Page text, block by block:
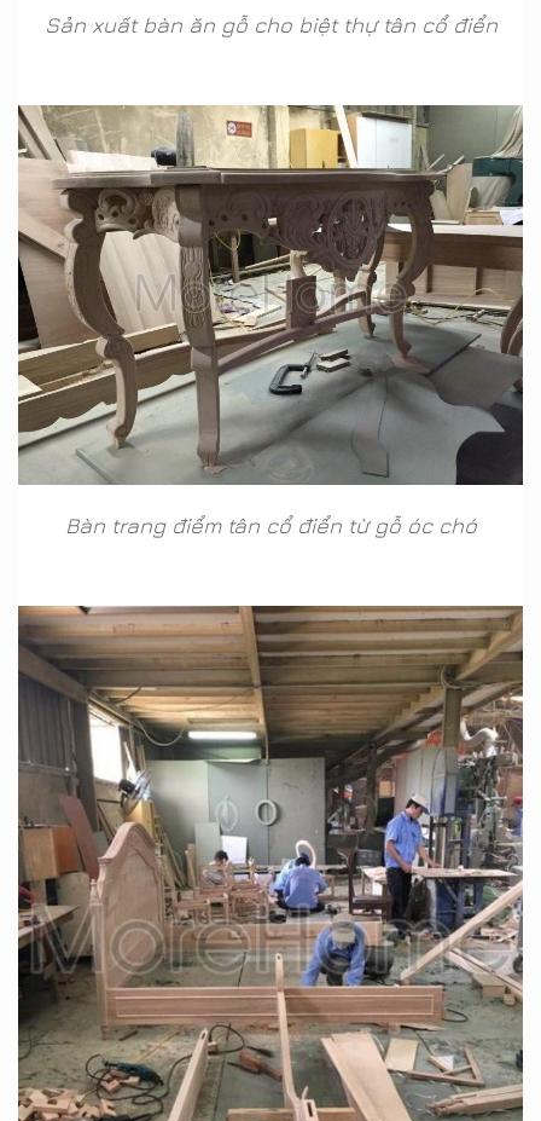
Sản xuất bàn ăn gỗ cho biệt thự tân cổ điển
Bàn trang điểm tân cổ điển từ gỗ óc chó